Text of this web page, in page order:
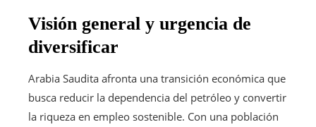
Visión general y urgencia de
diversificar
Arabia Saudita afronta una transición económica que
busca reducir la dependencia del petróleo y convertir
la riqueza en empleo sostenible. Con una población